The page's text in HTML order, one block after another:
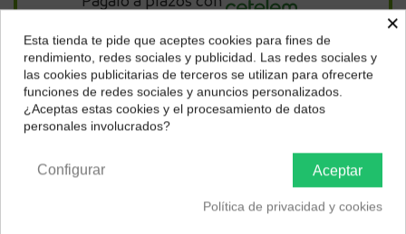
39,93€*al mes en cuotas
*Importe a financiar1.437,37 € /Importe total adeudado1.437,37 €
TIN0,00 % /TAE7,45 %/Ver más
Descripción
Teleobjetivo zoom
¿Dónde deseas recibir tu pedido?
Selecciona tu ubicación para mostrarte los precios e
impuestos correctos para tu región.
×
Esta tienda te pide que aceptes cookies para fines de
rendimiento, redes sociales y publicidad. Las redes sociales y
las cookies publicitarias de terceros se utilizan para ofrecerte
funciones de redes sociales y anuncios personalizados.
¿Aceptas estas cookies y el procesamiento de datos
personales involucrados?
Aceptar
Configurar
Política de privacidad y cookies